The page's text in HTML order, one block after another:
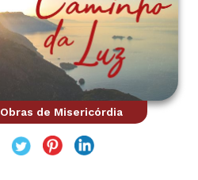
Obras de Misericórdia